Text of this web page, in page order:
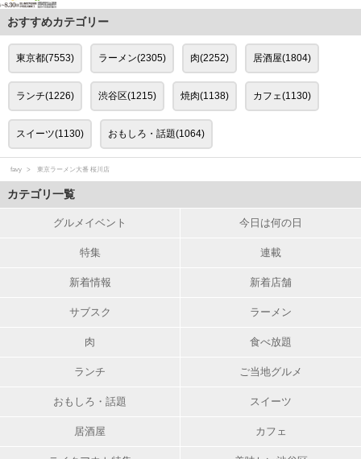
おすすめカテゴリー
東京都(7553) ラーメン(2305) 肉(2252) 居酒屋(1804)
ランチ(1226) 渋谷区(1215) 焼肉(1138) カフェ(1130)
スイーツ(1130) おもしろ・話題(1064)
favy 東京ラーメン大番 桜川店
カテゴリ一覧
グルメイベント 今日は何の日
特集 連載
新着情報 新着店舗
サブスク ラーメン
肉 食べ放題
ランチ ご当地グルメ
おもしろ・話題 スイーツ
居酒屋 カフェ